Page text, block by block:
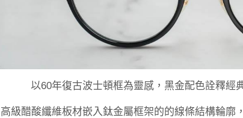
以60年復古波士頓框為靈感，黑金配色詮釋經
高級醋酸纖維板材嵌入鈦金屬框架的的線條結構輪廓